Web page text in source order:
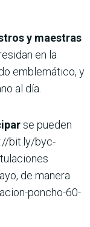
y maestras
en la
emblemático, y
al día.
se pueden
bit.ly/byc-
de manera
poncho-60-